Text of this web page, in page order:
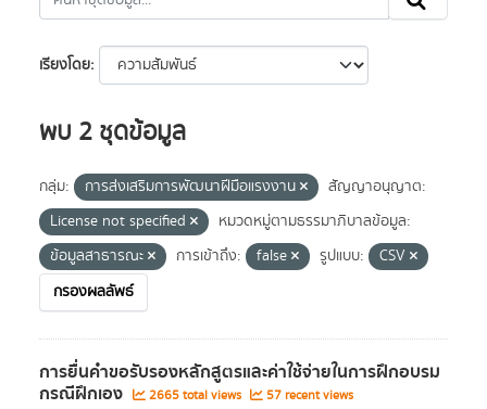
เรียงโดย
พบ 2 ชุดข้อมูล
กลุ่ม: การส่งเสริมการพัฒนาฝีมือแรงงาน
สัญญาอนุญาต:
License not specified
หมวดหมู่ตามธรรมาภิบาลข้อมูล:
ข้อมูลสาธารณะ
การเข้าถึง: false รูปแบบ:
CSV
กรองผลลัพธ์
การยื่นคำขอรับรองหลักสูตรและค่าใช้จ่ายในการฝึกอบรม
กรณีฝึกเอง 2665 total views 57 recent views